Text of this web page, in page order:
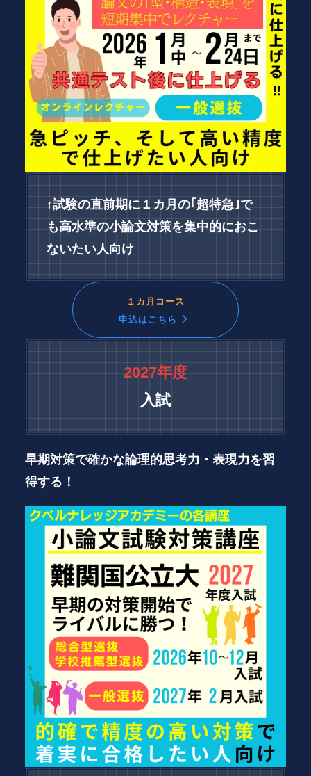
↑試験の直前期に１カ月の｢超特急｣で
も高水準の小論文対策を集中的におこ
ないたい人向け
１カ月コース
申込はこちら
2027年度
入試
早期対策で確かな論理的思考力・表現力を習
得する！